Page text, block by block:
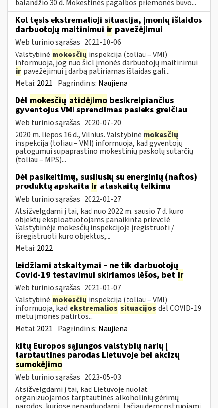
balandžio 30 d. Mokestinės pagalbos priemonės buvo...
Kol tęsis ekstremalioji situacija, įmonių išlaidos
darbuotojų maitinimui ir pavežėjimui
Web turinio sąrašas 2021-10-06
Valstybinė mokesčių inspekcija (toliau – VMI)
informuoja, jog nuo šiol įmonės darbuotojų maitinimui
ir pavežėjimui į darbą patiriamas išlaidas gali...
Metai: 2021 Pagrindinis: Naujiena
Dėl mokesčių atidėjimo besikreipiančius
gyventojus VMI sprendimas pasieks greičiau
Web turinio sąrašas 2020-07-20
2020 m. liepos 16 d., Vilnius. Valstybinė mokesčių
inspekcija (toliau – VMI) informuoja, kad gyventojų
patogumui supaprastino mokestinių paskolų sutarčių
(toliau – MPS)...
Dėl pasikeitimų, susijusių su energinių (naftos)
produktų apskaita ir ataskaitų teikimu
Web turinio sąrašas 2022-01-27
Atsižvelgdami į tai, kad nuo 2022 m. sausio 7 d. kuro
objektų eksploatuotojams panaikinta prievolė
Valstybinėje mokesčių inspekcijoje įregistruoti /
išregistruoti kuro objektus,...
Metai: 2022
leidžiami atskaitymai – ne tik darbuotojų
Covid-19 testavimui skiriamos lėšos, bet ir
Web turinio sąrašas 2021-01-07
Valstybinė mokesčių inspekcija (toliau – VMI)
informuoja, kadekstremalios situacijos dėl COVID-19
metu įmonės patirtos...
Metai: 2021 Pagrindinis: Naujiena
kitų Europos sąjungos valstybių narių į
tarptautines parodas Lietuvoje bei akcizų
sumokėjimo
Web turinio sąrašas 2023-05-03
Atsižvelgdami į tai, kad Lietuvoje nuolat
organizuojamos tarptautinės alkoholinių gėrimų
parodos, kuriose neparduodami, tačiau demonstruojami